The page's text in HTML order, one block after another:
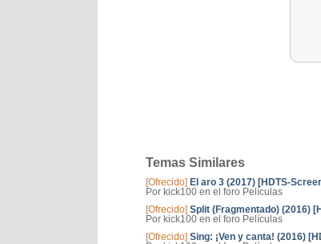
Temas Similares
[Ofrecido] El aro 3 (2017) [HDTS-
Por kick100 en el foro Películas
[Ofrecido] Split (Fragmentado) (2016)
Por kick100 en el foro Películas
[Ofrecido] Sing: ¡Ven y canta! (2016)